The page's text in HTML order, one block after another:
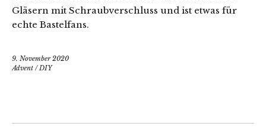
Gläsern mit Schraubverschluss und ist etwas für
echte Bastelfans.
9. November 2020
Advent /DIY